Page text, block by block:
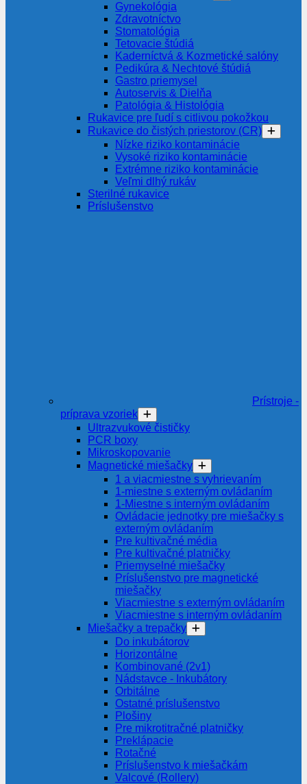
Gynekológia
Zdravotníctvo
Stomatológia
Tetovacie štúdiá
Kaderníctvá & Kozmetické salóny
Pedikúra & Nechtové štúdiá
Gastro priemysel
Autoservis & Dielňa
Patológia & Histológia
Rukavice pre ľudí s citlivou pokožkou
Rukavice do čistých priestorov (CR)
Nízke riziko kontaminácie
Vysoké riziko kontaminácie
Extrémne riziko kontaminácie
Veľmi dlhý rukáv
Sterilné rukavice
Príslušenstvo
Prístroje -
príprava vzoriek
Ultrazvukové čističky
PCR boxy
Mikroskopovanie
Magnetické miešačky
1 a viacmiestne s vyhrievaním
1-miestne s externým ovládaním
1-Miestne s interným ovládaním
Ovládacie jednotky pre miešačky s
externým ovládaním
Pre kultivačné média
Pre kultivačné platničky
Priemyselné miešačky
Príslušenstvo pre magnetické
miešačky
Viacmiestne s externým ovládaním
Viacmiestne s interným ovládaním
Miešačky a trepačky
Do inkubátorov
Horizontálne
Kombinované (2v1)
Nádstavce - Inkubátory
Orbitálne
Ostatné príslušenstvo
Plošiny
Pre mikrotitračné platničky
Preklápacie
Rotačné
Príslušenstvo k miešačkám
Valcové (Rollery)